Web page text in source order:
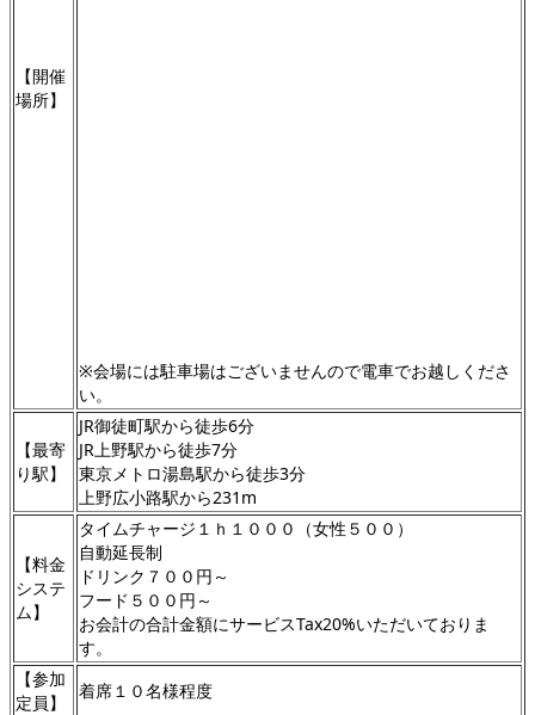
【開催
場所】
※会場には駐車場はございませんので電車でお越しくださ
い。
【最寄
り駅】
JR御徒町駅から徒歩6分
JR上野駅から徒歩7分
東京メトロ湯島駅から徒歩3分
上野広小路駅から231m
【料金
システ
ム】
タイムチャージ１ｈ１０００（女性５００）
自動延長制
ドリンク７００円～
フード５００円～
お会計の合計金額にサービスTax20%いただいておりま
す。
【参加
定員】
着席１０名様程度